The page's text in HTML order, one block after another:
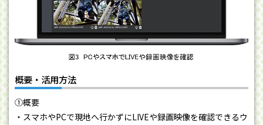
概要・活用方法
①概要
・スマホやPCで現地へ行かずにLIVEや録画映像を確認できるウ